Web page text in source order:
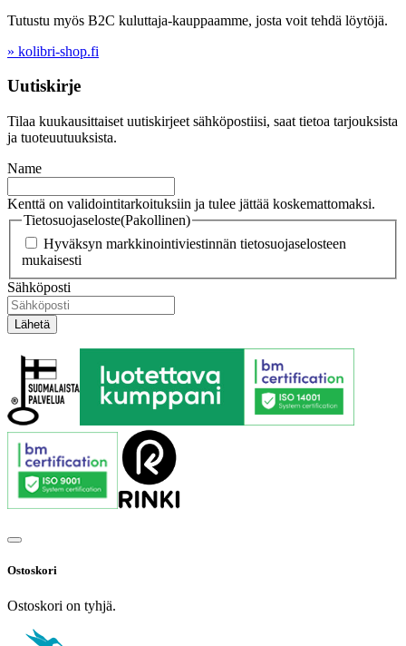
Tutustu myös B2C kuluttaja-kauppaamme, josta voit tehdä löytöjä.
» kolibri-shop.fi
Uutiskirje
Tilaa kuukausittaiset uutiskirjeet sähköpostiisi, saat tietoa tarjouksista
ja tuoteuutuuksista.
Name
Kenttä on validointitarkoituksiin ja tulee jättää koskemattomaksi.
Tietosuojaseloste(Pakollinen)
Hyväksyn markkinointiviestinnän tietosuojaselosteen
mukaisesti
Sähköposti
Ostoskori
Ostoskori on tyhjä.